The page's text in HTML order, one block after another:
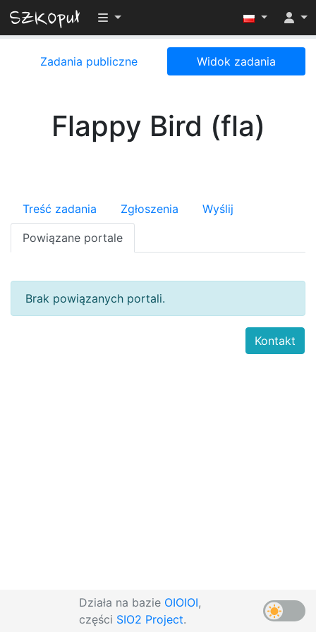
Przełącz widoczność menu
Zadania publiczne Widok zadania
Flappy Bird (fla)
Treść zadania Zgłoszenia Wyślij
Powiązane portale
Brak powiązanych portali.
Działa na bazie OIOIOI,
części SIO2 Project.
Kontakt